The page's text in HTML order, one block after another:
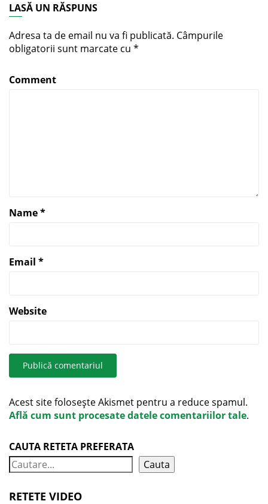
LASĂ UN RĂSPUNS
Adresa ta de email nu va fi publicată. Câmpurile
obligatorii sunt marcate cu *
Comment
Name*
Email *
Website
Acest site folosește Akismet pentru a reduce spamul.
Află cum sunt procesate datele comentariilor tale.
CAUTA RETETA PREFERATA
Cauta
RETETE VIDEO